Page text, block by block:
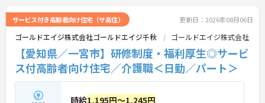
サービス付き高齢者向け住宅（サ高住） 更新日：2026年08月06日
ゴールドエイジ株式会社ゴールドエイジ千秋 ゴールドエイジ株式会社
【愛知県／一宮市】研修制度・福利厚生◎サービ
ス付高齢者向け住宅／介護職＜日勤／パート＞
時給1,195円～1,245円